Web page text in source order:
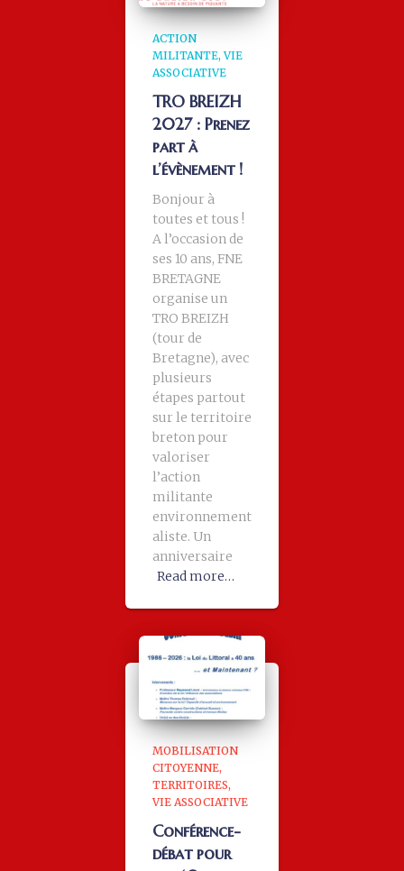
ACTION
MILITANTE VIE
ASSOCIATIVE
TRO BREIZH
2027 : Prenez
part à
l’évènement !
Bonjour à
toutes et tous !
A l’occasion de
ses 10 ans, FNE
BRETAGNE
organise un
TRO BREIZH
(tour de
Bretagne), avec
plusieurs
étapes partout
sur le territoire
breton pour
valoriser
l’action
militante
environnement
aliste. Un
anniversaire
Read more…
MOBILISATION
CITOYENNE
TERRITOIRES
VIE ASSOCIATIVE
Conférence-
débat pour